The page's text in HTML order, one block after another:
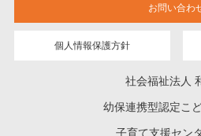
お問い合わ
個人情報保護方針
社会福祉法人
幼保連携型認定こ
子育て支援セン